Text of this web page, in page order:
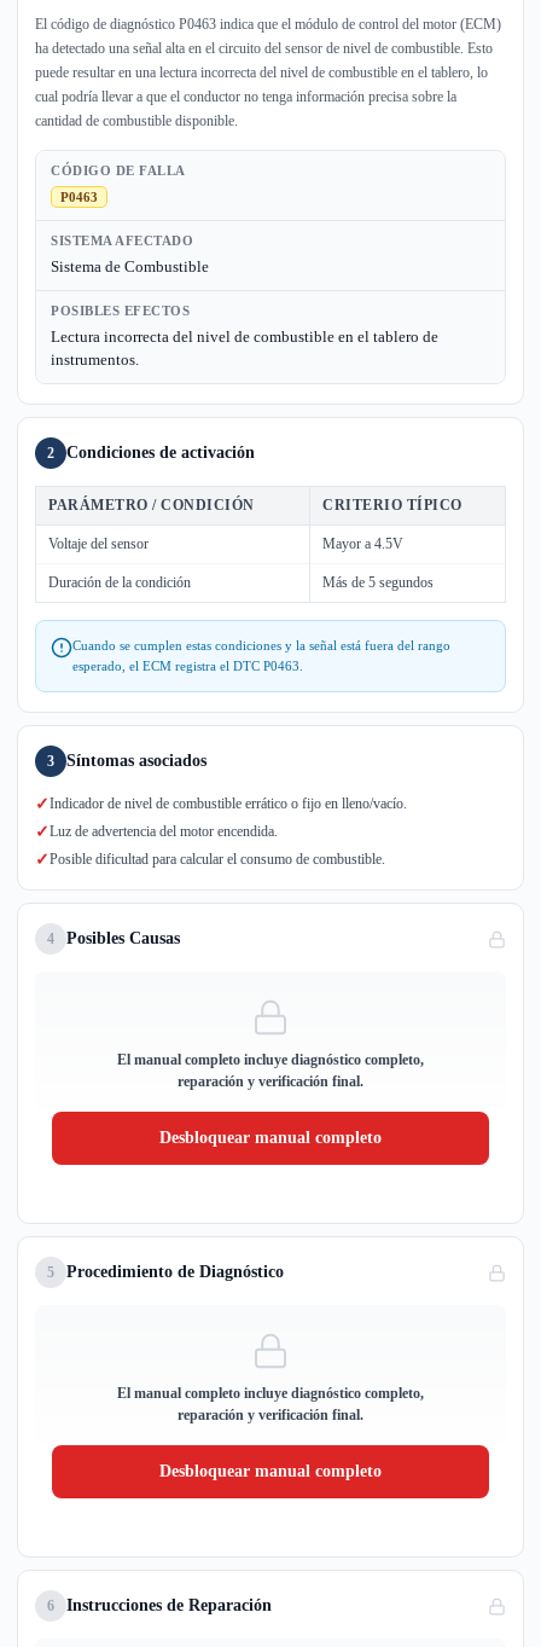
El código de diagnóstico P0463 indica que el módulo de control del motor (ECM)
ha detectado una señal alta en el circuito del sensor de nivel de combustible. Esto
puede resultar en una lectura incorrecta del nivel de combustible en el tablero, lo
cual podría llevar a que el conductor no tenga información precisa sobre la
cantidad de combustible disponible.
CÓDIGO DE FALLA
P0463
SISTEMA AFECTADO
Sistema de Combustible
POSIBLES EFECTOS
Lectura incorrecta del nivel de combustible en el tablero de
instrumentos.
2 Condiciones de activación
PARÁMETRO / CONDICIÓN CRITERIO TÍPICO
Voltaje del sensor Mayor a 4.5V
Duración de la condición Más de 5 segundos
Cuando se cumplen estas condiciones y la señal está fuera del rango
esperado, el ECM registra el DTC P0463.
3 Síntomas asociados
✓Indicador de nivel de combustible errático o fijo en lleno/vacío.
✓Luz de advertencia del motor encendida.
✓Posible dificultad para calcular el consumo de combustible.
4 Posibles Causas
El manual completo incluye diagnóstico completo,
reparación y verificación final.
Desbloquear manual completo
5 Procedimiento de Diagnóstico
El manual completo incluye diagnóstico completo,
reparación y verificación final.
Desbloquear manual completo
6 Instrucciones de Reparación